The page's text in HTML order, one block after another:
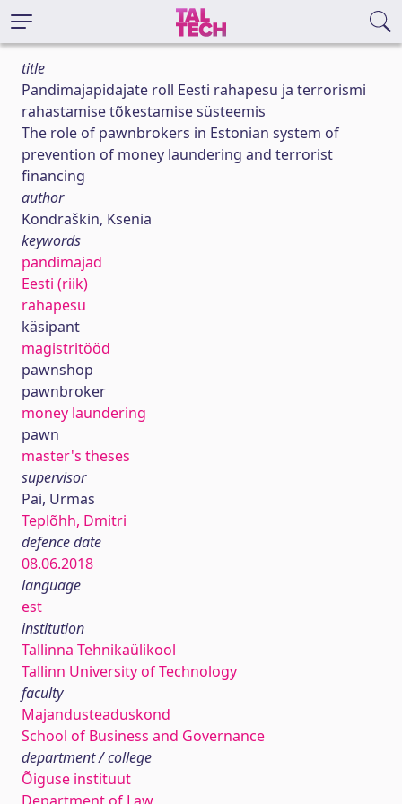
title
Pandimajapidajate roll Eesti rahapesu ja terrorismi
rahastamise tõkestamise süsteemis
The role of pawnbrokers in Estonian system of
prevention of money laundering and terrorist
financing
author
Kondraškin, Ksenia
keywords
pandimajad
Eesti (riik)
rahapesu
käsipant
magistritööd
pawnshop
pawnbroker
money laundering
pawn
master's theses
supervisor
Pai, Urmas
Teplõhh, Dmitri
defence date
08.06.2018
language
est
institution
Tallinna Tehnikaülikool
Tallinn University of Technology
faculty
Majandusteaduskond
School of Business and Governance
department / college
Õiguse instituut